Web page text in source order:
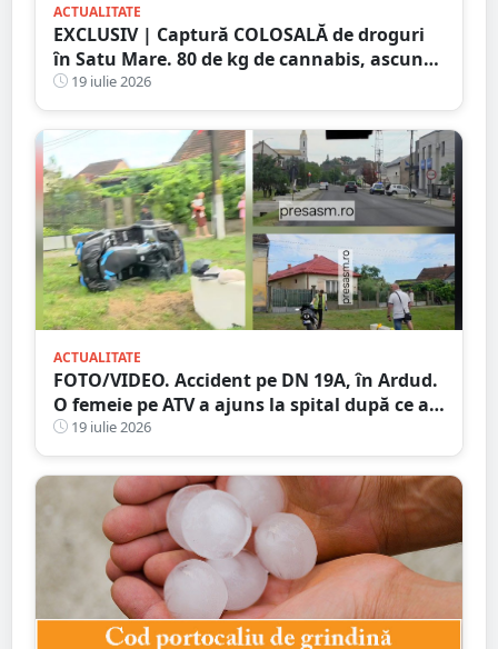
ACTUALITATE
EXCLUSIV | Captură COLOSALĂ de droguri
în Satu Mare. 80 de kg de cannabis, ascunse
într-un plafon modificat al unei
autoutilitare
19 iulie 2026
ACTUALITATE
FOTO/VIDEO. Accident pe DN 19A, în Ardud.
O femeie pe ATV a ajuns la spital după ce a
intrat în coliziune cu un motociclist
19 iulie 2026